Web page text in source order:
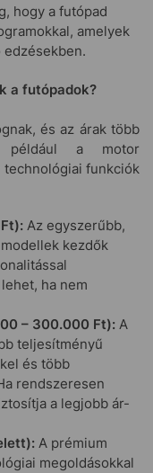
hogy a futópad
amelyek
a futópadok?
és az árak több
például a motor
funkciók
Az egyszerűbb,
kezdők
ha nem
– 300.000 Ft): A
teljesítményű
és több
rendszeresen
a legjobb ár-
A prémium
megoldásokkal